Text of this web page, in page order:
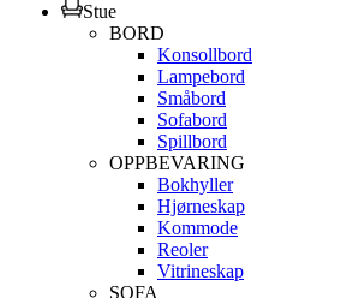
Stue
BORD
Konsollbord
Lampebord
Småbord
Sofabord
Spillbord
OPPBEVARING
Bokhyller
Hjørneskap
Kommode
Reoler
Vitrineskap
SOFA